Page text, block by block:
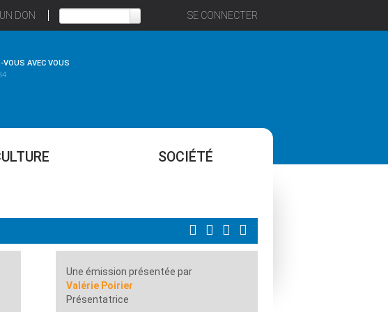
DON SE CONNECTER
VOUS AVEC VOUS
SOCIÉTÉ
Une émission présentée par
Valérie Poirier
Présentatrice